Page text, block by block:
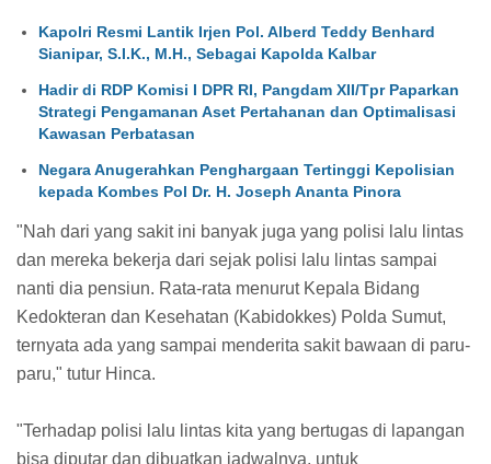
Kapolri Resmi Lantik Irjen Pol. Alberd Teddy Benhard
Sianipar, S.I.K., M.H., Sebagai Kapolda Kalbar
Hadir di RDP Komisi I DPR RI, Pangdam XII/Tpr Paparkan
Strategi Pengamanan Aset Pertahanan dan Optimalisasi
Kawasan Perbatasan
Negara Anugerahkan Penghargaan Tertinggi Kepolisian
kepada Kombes Pol Dr. H. Joseph Ananta Pinora
"Nah dari yang sakit ini banyak juga yang polisi lalu lintas
dan mereka bekerja dari sejak polisi lalu lintas sampai
nanti dia pensiun. Rata-rata menurut Kepala Bidang
Kedokteran dan Kesehatan (Kabidokkes) Polda Sumut,
ternyata ada yang sampai menderita sakit bawaan di paru-
paru," tutur Hinca.
"Terhadap polisi lalu lintas kita yang bertugas di lapangan
bisa diputar dan dibuatkan jadwalnya, untuk